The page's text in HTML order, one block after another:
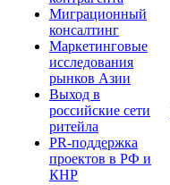
Миграционный
консалтинг
Маркетинговые
исследования
рынков Азии
Выход в
российские сети
ритейла
PR-поддержка
проектов в РФ и
КНР